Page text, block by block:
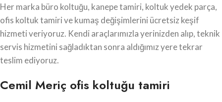
Her marka büro koltuğu, kanepe tamiri, koltuk yedek parça,
ofis koltuk tamiri ve kumaş değişimlerini ücretsiz keşif
hizmeti veriyoruz. Kendi araçlarımızla yerinizden alıp, teknik
servis hizmetini sağladıktan sonra aldığımız yere tekrar
teslim ediyoruz.
Cemil Meriç ofis koltuğu tamiri